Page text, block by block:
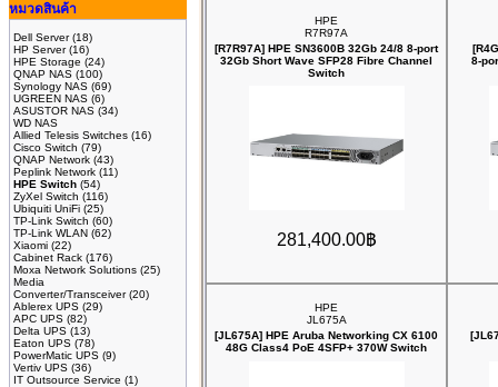
หมวดสินค้า
Dell Server(18)
HP Server(16)
HPE Storage (24)
QNAP NAS (100)
Synology NAS (69)
UGREEN NAS (6)
ASUSTOR NAS (34)
WD NAS
Allied Telesis Switches (16)
Cisco Switch (79)
QNAP Network (43)
Peplink Network (11)
HPE Switch (54)
ZyXel Switch (116)
Ubiquiti UniFi (25)
TP-Link Switch (60)
TP-Link WLAN (62)
Xiaomi (22)
Cabinet Rack (176)
Moxa Network Solutions (25)
Media
Converter/Transceiver(20)
Ablerex UPS (29)
APC UPS (82)
Delta UPS (13)
Eaton UPS (78)
PowerMatic UPS (9)
Vertiv UPS (36)
IT Outsource Service (1)
HPE
R7R97A
[R7R97A] HPE SN3600B 32Gb 24/8 8‑port
32Gb Short Wave SFP28 Fibre Channel
Switch
281,400.00฿
HPE
JL675A
[JL675A] HPE Aruba Networking CX 6100
48G Class4 PoE 4SFP+ 370W Switch